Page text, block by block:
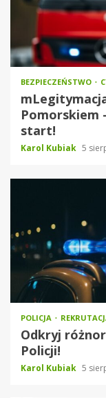
BEZPIECZEŃSTWO
Pomorskiem
start!
Karol Kubiak 5
POLICJA
Odkryj
Policji!
Karol Kubiak 5